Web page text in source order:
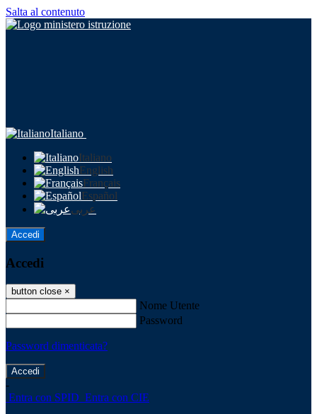
Salta al contenuto
Italiano
Italiano
English
Français
Español
عربى
Accedi
Accedi
button close ×
Nome Utente
Password
Password dimenticata?
-
Entra con SPID Entra con CIE